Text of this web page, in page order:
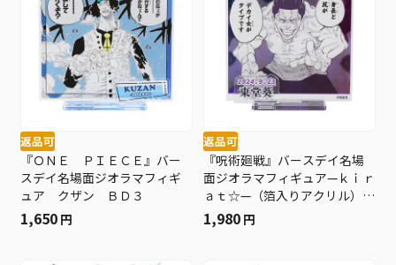
返品可
『ＯＮＥ ＰＩＥＣＥ』バー
スデイ名場面ジオラマフィギ
ュア クザン ＢＤ３
1,650 円
返品可
『呪術廻戦』バースデイ名場
面ジオラマフィギュア—ｋｉｒ
ａｔ☆—（箔入りアクリル）
東堂葵 ＢＤ３
1,980 円